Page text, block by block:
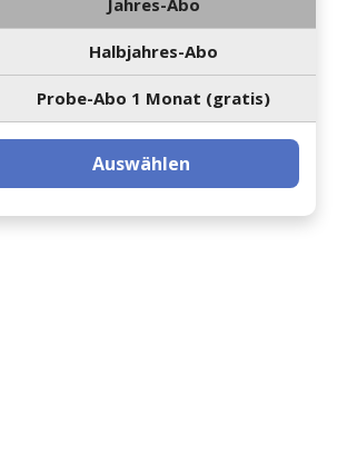
Halbjahres-Abo
Probe-Abo 1 Monat (gratis)
Auswählen